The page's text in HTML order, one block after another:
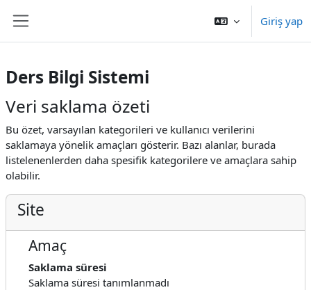
Giriş yap
Ders Bilgi Sistemi
Veri saklama özeti
Bu özet, varsayılan kategorileri ve kullanıcı verilerini
saklamaya yönelik amaçları gösterir. Bazı alanlar, burada
listelenenlerden daha spesifik kategorilere ve amaçlara sahip
olabilir.
Site
Amaç
Saklama süresi
Saklama süresi tanımlanmadı